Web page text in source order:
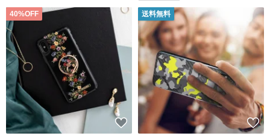
40%OFF 送料無料